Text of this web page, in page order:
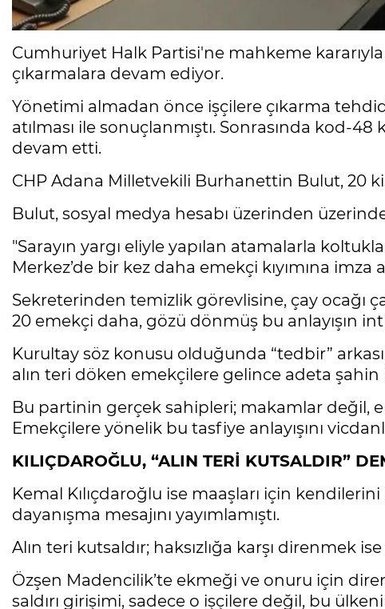
Cumhuriyet Halk Partisi'ne mahkeme
çıkarmalara devam ediyor.
Yönetimi almadan önce işçilere çıkarma
atılması ile sonuçlanmıştı. Sonrasında kod-
devam etti.
CHP Adana Milletvekili Burhanettin Bulut, 20
Bulut, sosyal medya hesabı üzerinden
"Sarayın yargı eliyle yapılan atamalarla
Merkez’de bir kez daha emekçi kıyımına imza
Sekreterinden temizlik görevlisine, çay ocağı
20 emekçi daha, gözü dönmüş bu anlayışın
Kurultay söz konusu olduğunda “tedbir”
alın teri döken emekçilere gelince adeta şahin
Bu partinin gerçek sahipleri; makamlar değil,
Emekçilere yönelik bu tasfiye anlayışını
KILIÇDAROĞLU, “ALIN TERİ KUTSALDIR”
Kemal Kılıçdaroğlu ise maaşları için
dayanışma mesajını yayımlamıştı.
Alın teri kutsaldır; haksızlığa karşı direnmek
Özşen Madencilik’te ekmeği ve onuru için
saldırı girişimi, sadece o işçilere değil, bu